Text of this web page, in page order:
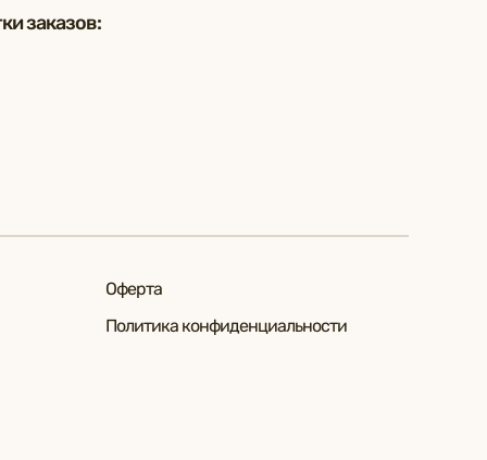
заказов:
Оферта
Политика конфиденциальности